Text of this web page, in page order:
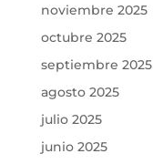
noviembre 2025
octubre 2025
septiembre 2025
agosto 2025
julio 2025
junio 2025